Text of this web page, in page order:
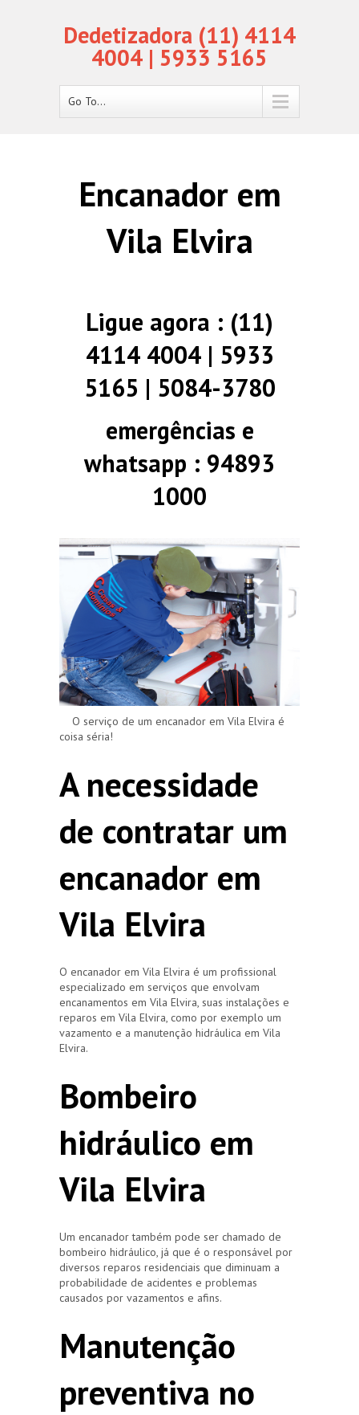
Dedetizadora (11) 4114
4004 | 5933 5165
Go To...
Encanador em
Vila Elvira
Ligue agora : (11)
4114 4004 | 5933
5165 | 5084-3780
emergências e
whatsapp : 94893
1000
O serviço de um encanador em Vila Elvira é
coisa séria!
A necessidade
de contratar um
encanador em
Vila Elvira
O encanador em Vila Elvira é um profissional
especializado em serviços que envolvam
encanamentos em Vila Elvira, suas instalações e
reparos em Vila Elvira, como por exemplo um
vazamento e a manutenção hidráulica em Vila
Elvira.
Bombeiro
hidráulico em
Vila Elvira
Um encanador também pode ser chamado de
bombeiro hidráulico, já que é o responsável por
diversos reparos residenciais que diminuam a
probabilidade de acidentes e problemas
causados por vazamentos e afins.
Manutenção
preventiva no